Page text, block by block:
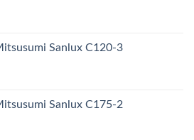
Sanlux C120-3
Sanlux C175-2